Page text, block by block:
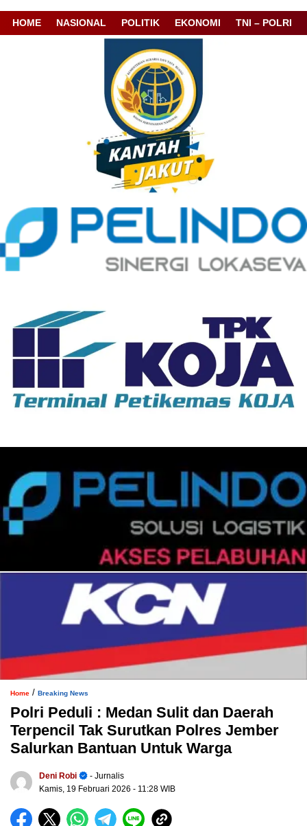
HOME NASIONAL POLITIK EKONOMI TNI – POLRI
Home / Breaking News
Polri Peduli : Medan Sulit dan Daerah
Terpencil Tak Surutkan Polres Jember
Salurkan Bantuan Untuk Warga
Deni Robi
- Jurnalis
Kamis, 19 Februari 2026 - 11:28 WIB